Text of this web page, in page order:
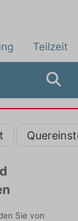
Teilzeit
Sie von